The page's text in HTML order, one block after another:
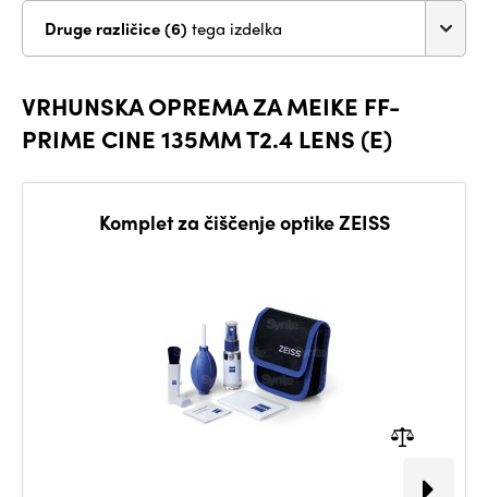
Druge različice (6) tega izdelka
VRHUNSKA OPREMA ZA MEIKE FF-
PRIME CINE 135MM T2.4 LENS (E)
Komplet za čiščenje optike ZEISS